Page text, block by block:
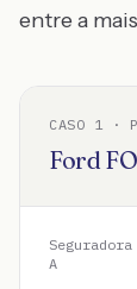
entre a
CASO 1 ·
Ford
Seguradora
A